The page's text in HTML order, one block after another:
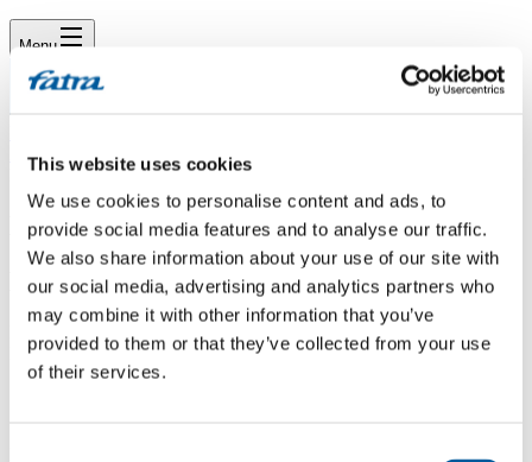
This website uses cookies
We use cookies to personalise content and ads, to
provide social media features and to analyse our traffic.
We also share information about your use of our site with
our social media, advertising and analytics partners who
may combine it with other information that you’ve
provided to them or that they’ve collected from your use
of their services.
Menu
Dotazy
Dotaz 39
Dotaz 39
Dotaz
Dobrý den,je možné zakoupt u Vás Linoleum i s pokládkou v
Praze?